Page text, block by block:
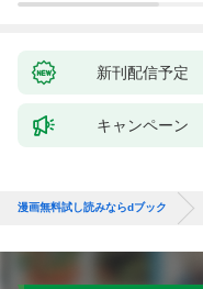
（１）
新刊配信予定
キャンペーン
漫画無料試し読みならdブック